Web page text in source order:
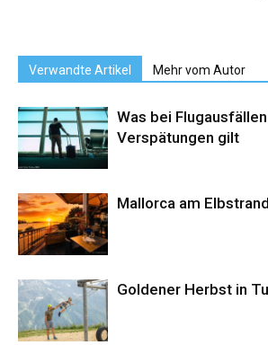
Verwandte Artikel Mehr vom Autor
Was bei
Verspätungen gilt
Mallorca am Elbstrand
Goldener Herbst in